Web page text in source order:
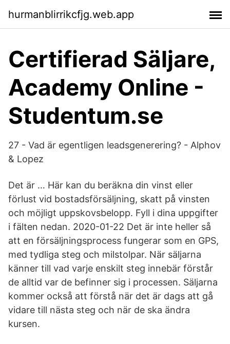
hurmanblirrikcfjg.web.app
Certifierad Säljare,
Academy Online -
Studentum.se
27 - Vad är egentligen leadsgenerering? - Alphov
& Lopez
Det är … Här kan du beräkna din vinst eller
förlust vid bostadsförsäljning, skatt på vinsten
och möjligt uppskovsbelopp. Fyll i dina uppgifter
i fälten nedan. 2020-01-22 Det är inte heller så
att en försäljningsprocess fungerar som en GPS,
med tydliga steg och milstolpar. När säljarna
känner till vad varje enskilt steg innebär förstår
de alltid var de befinner sig i processen. Säljarna
kommer också att förstå när det är dags att gå
vidare till nästa steg och när de ska ändra
kursen.